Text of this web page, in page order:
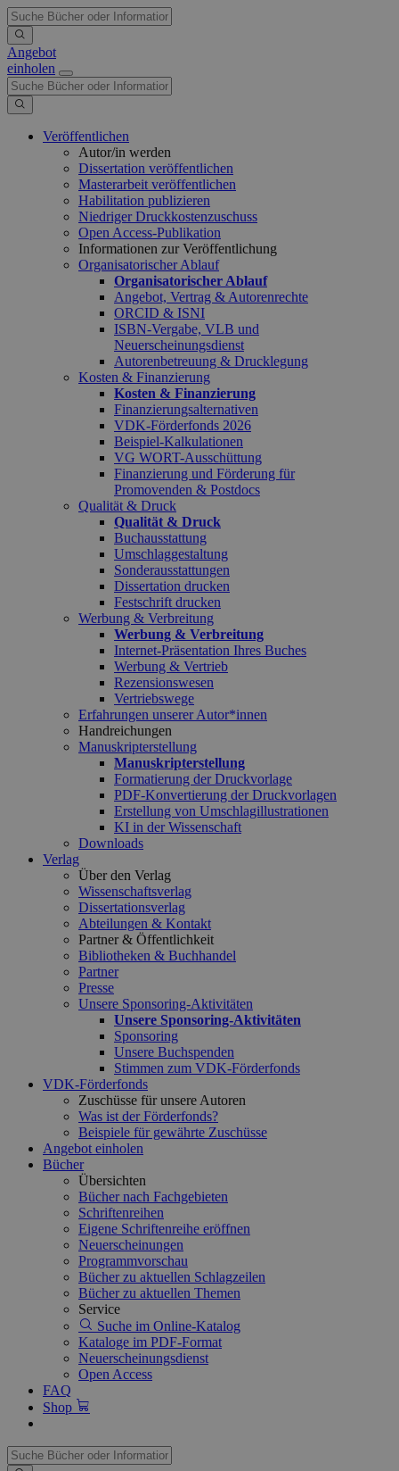
Angebot
einholen
Veröffentlichen
Autor/in werden
Dissertation veröffentlichen
Masterarbeit veröffentlichen
Habilitation publizieren
Niedriger Druckkostenzuschuss
Open Access-Publikation
Informationen zur Veröffentlichung
Organisatorischer Ablauf
Organisatorischer Ablauf
Angebot, Vertrag & Autorenrechte
ORCID & ISNI
ISBN-Vergabe, VLB und
Neuerscheinungsdienst
Autorenbetreuung & Drucklegung
Kosten & Finanzierung
Kosten & Finanzierung
Finanzierungsalternativen
VDK-Förderfonds 2026
Beispiel-Kalkulationen
VG WORT-Ausschüttung
Finanzierung und Förderung für
Promovenden & Postdocs
Qualität & Druck
Qualität & Druck
Buchausstattung
Umschlaggestaltung
Sonderausstattungen
Dissertation drucken
Festschrift drucken
Werbung & Verbreitung
Werbung & Verbreitung
Internet-Präsentation Ihres Buches
Werbung & Vertrieb
Rezensionswesen
Vertriebswege
Erfahrungen unserer Autor*innen
Handreichungen
Manuskripterstellung
Manuskripterstellung
Formatierung der Druckvorlage
PDF-Konvertierung der Druckvorlagen
Erstellung von Umschlagillustrationen
KI in der Wissenschaft
Downloads
Verlag
Über den Verlag
Wissenschaftsverlag
Dissertationsverlag
Abteilungen & Kontakt
Partner & Öffentlichkeit
Bibliotheken & Buchhandel
Partner
Presse
Unsere Sponsoring-Aktivitäten
Unsere Sponsoring-Aktivitäten
Sponsoring
Unsere Buchspenden
Stimmen zum VDK-Förderfonds
VDK-Förderfonds
Zuschüsse für unsere Autoren
Was ist der Förderfonds?
Beispiele für gewährte Zuschüsse
Angebot einholen
Bücher
Übersichten
Bücher nach Fachgebieten
Schriftenreihen
Eigene Schriftenreihe eröffnen
Neuerscheinungen
Programmvorschau
Bücher zu aktuellen Schlagzeilen
Bücher zu aktuellen Themen
Service
Suche im Online-Katalog
Kataloge im PDF-Format
Neuerscheinungsdienst
Open Access
FAQ
Shop